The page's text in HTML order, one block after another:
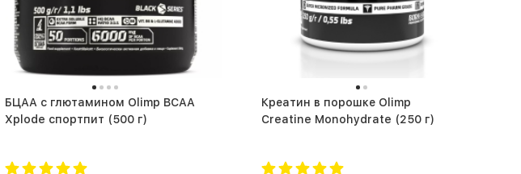
БЦАА с глютамином Olimp BCAA
Xplode спортпит (500 г)
Креатин в порошке Olimp
Creatine Monohydrate (250 г)